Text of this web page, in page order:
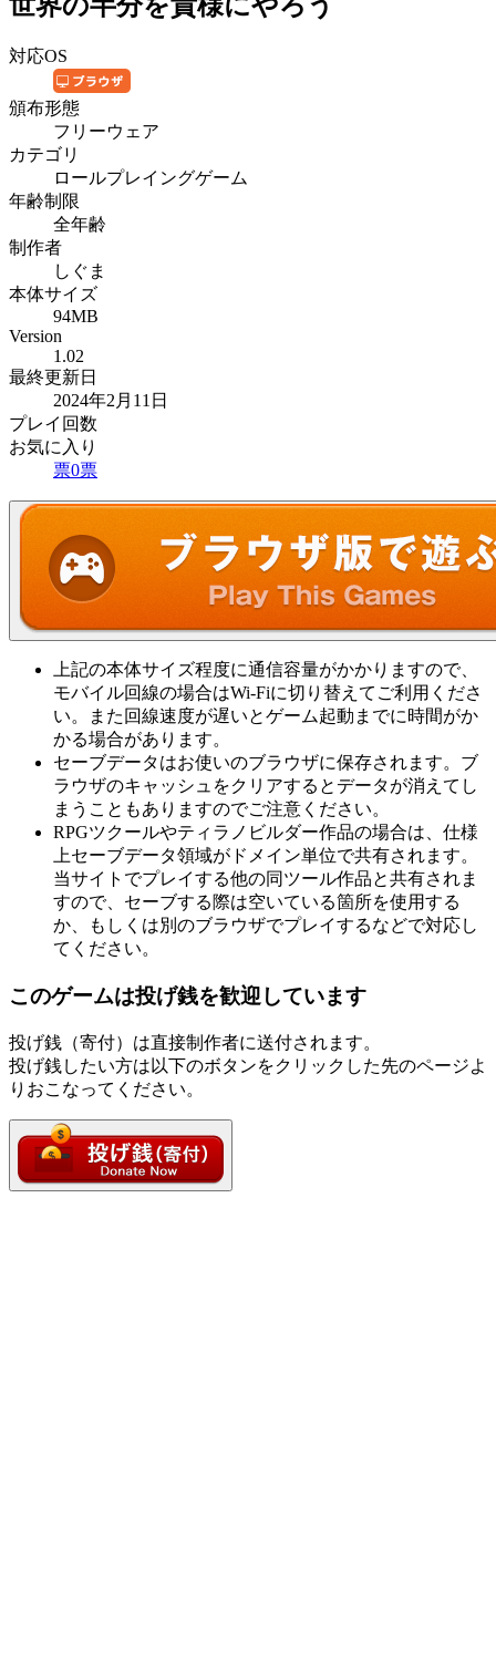
世界の半分を貴様にやろう
対応OS
頒布形態
フリーウェア
カテゴリ
ロールプレイングゲーム
年齢制限
全年齢
制作者
しぐま
本体サイズ
94MB
Version
1.02
最終更新日
2024年2月11日
プレイ回数
お気に入り
票0票
上記の本体サイズ程度に通信容量がかかりますので、
モバイル回線の場合はWi-Fiに切り替えてご利用くださ
い。また回線速度が遅いとゲーム起動までに時間がか
かる場合があります。
セーブデータはお使いのブラウザに保存されます。ブ
ラウザのキャッシュをクリアするとデータが消えてし
まうこともありますのでご注意ください。
RPGツクールやティラノビルダー作品の場合は、仕様
上セーブデータ領域がドメイン単位で共有されます。
当サイトでプレイする他の同ツール作品と共有されま
すので、セーブする際は空いている箇所を使用する
か、もしくは別のブラウザでプレイするなどで対応し
てください。
このゲームは投げ銭を歓迎しています
投げ銭（寄付）は直接制作者に送付されます。
投げ銭したい方は以下のボタンをクリックした先のページよ
りおこなってください。